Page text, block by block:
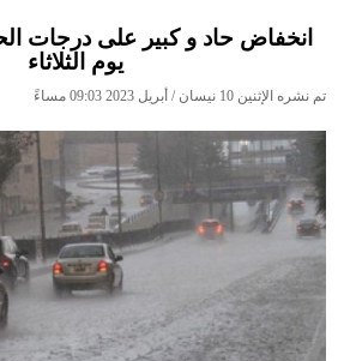
انخفاض حاد و كبير على درجات
يوم الثلاثاء
تم نشره الإثنين 10 نيسان / أبريل 2023 09:03 مساءً